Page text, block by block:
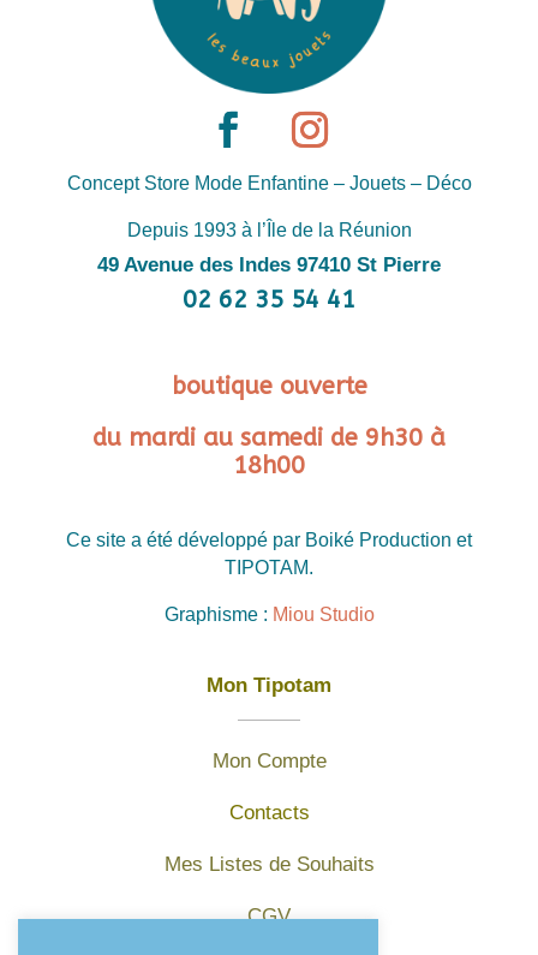
Concept Store Mode Enfantine – Jouets – Déco
Depuis 1993 à l’Île de la Réunion
49 Avenue des Indes 97410 St Pierre
02 62 35 54 41
boutique ouverte
du mardi au samedi de 9h30 à
18h00
Ce site a été développé par Boiké Production et
TIPOTAM.
Graphisme : Miou Studio
Mon Tipotam
Mon Compte
Contacts
Mes Listes de Souhaits
CGV